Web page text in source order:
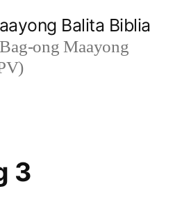
Balita Biblia
ong Maayong
3